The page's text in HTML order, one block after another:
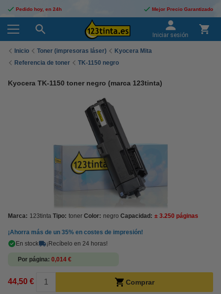
Pedido hoy, en 24h Mejor Precio Garantizado
Iniciar sesión
Inicio Toner (impresoras láser)
Kyocera Mita
Referencia de toner
TK-1150 negro
Kyocera TK-1150 toner negro (marca 123tinta)
Marca: 123tinta Tipo: toner Color: negro Capacidad: ± 3.250 páginas
¡Ahorra más de un 35% en costes de impresión!
En stock
¡Recíbelo en 24 horas!
Por página 0,014 €
44,50 € Comprar